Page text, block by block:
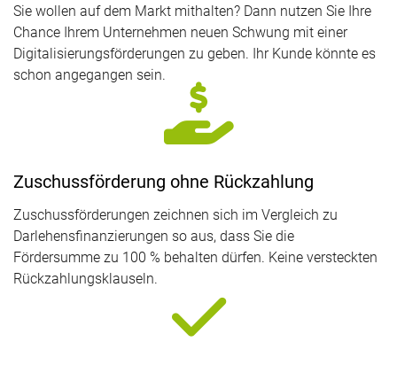
Sie wollen auf dem Markt mithalten? Dann nutzen Sie Ihre
Chance Ihrem Unternehmen neuen Schwung mit einer
Digitalisierungsförderungen zu geben. Ihr Kunde könnte es
schon angegangen sein.
Zuschussförderung ohne Rückzahlung
Zuschussförderungen zeichnen sich im Vergleich zu
Darlehensfinanzierungen so aus, dass Sie die
Fördersumme zu 100 % behalten dürfen. Keine versteckten
Rückzahlungsklauseln.